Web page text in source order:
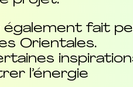
également fait
Orientales.
l’énergie